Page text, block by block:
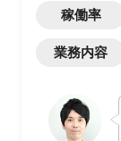
稼働率
業務内容